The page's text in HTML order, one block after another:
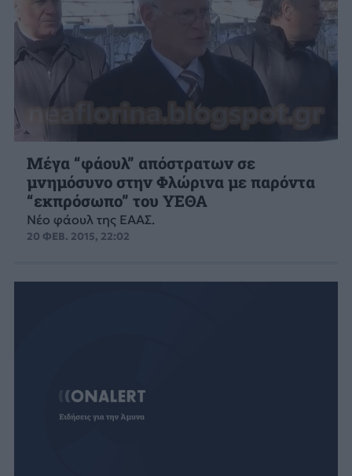
Μέγα “φάουλ” απόστρατων σε
μνημόσυνο στην Φλώρινα με παρόντα
“εκπρόσωπο” του ΥΕΘΑ
Νέο φάουλ της ΕΑΑΣ.
20 ΦΕΒ. 2015, 22:02